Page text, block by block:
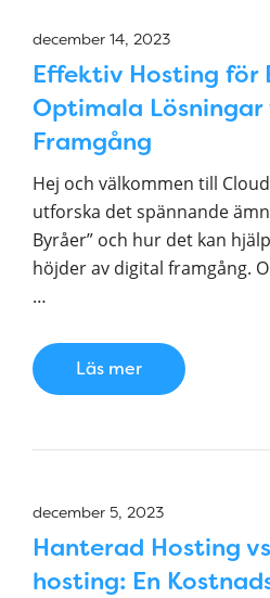
december 14, 2023
Effektiv Hosting för
Optimala
Framgång
Hej och välkommen till
utforska det spännande
Byråer” och hur det kan
höjder av digital framgång.
…
Läs mer
december 5, 2023
Hanterad Hosting
hosting: En